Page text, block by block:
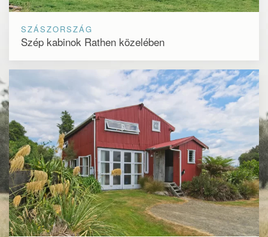
SZÁSZORSZÁG
Szép kabinok Rathen közelében